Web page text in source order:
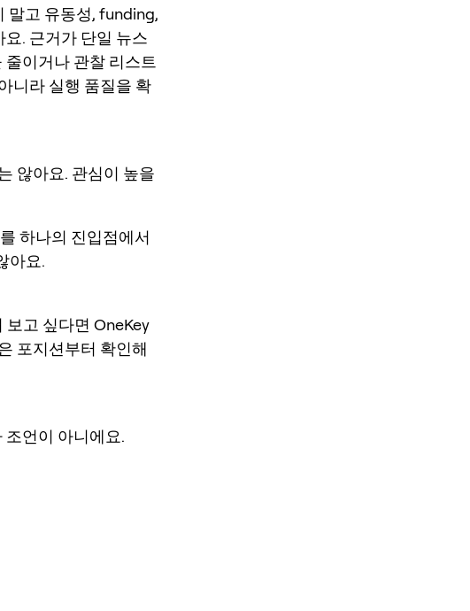
말고 유동성, funding,
. 근거가 단일 뉴스
이거나 관찰 리스트
니라 실행 품질을 확
않아요. 관심이 높을
하나의 진입점에서
아요.
보고 싶다면 OneKey
포지션부터 확인해
조언이 아니에요.